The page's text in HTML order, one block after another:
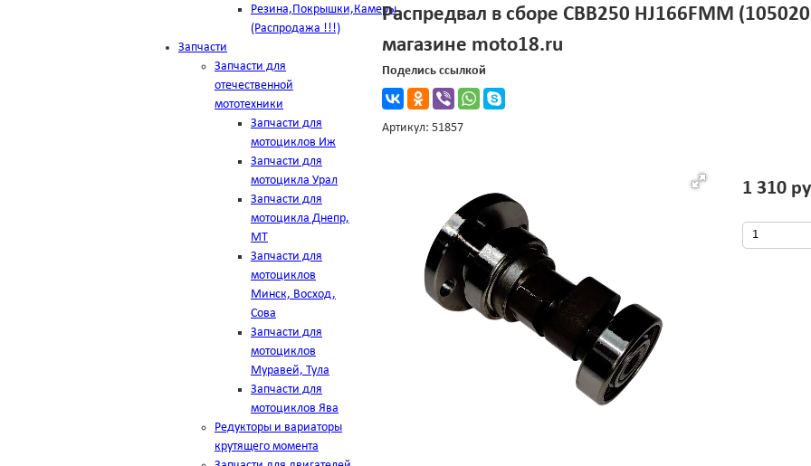
Резина,Покрышки,Камеры
(Распродажа !!!)
Запчасти
Запчасти для
отечественной
мототехники
Запчасти для
мотоциклов Иж
Запчасти для
мотоцикла Урал
Запчасти для
мотоцикла Днепр,
МТ
Запчасти для
мотоциклов
Минск, Восход,
Сова
Запчасти для
мотоциклов
Муравей, Тула
Запчасти для
мотоциклов Ява
Редукторы и вариаторы
крутящего момента
Распредвал в сборе CBB250 HJ166FMM
магазине moto18.ru
Поделись ссылкой
Артикул: 51857
1 310